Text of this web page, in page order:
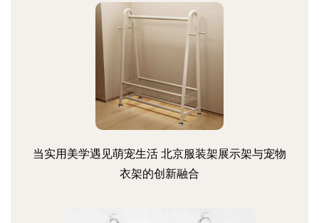
当实用美学遇见萌宠生活 北京服装架展示架与宠物
衣架的创新融合